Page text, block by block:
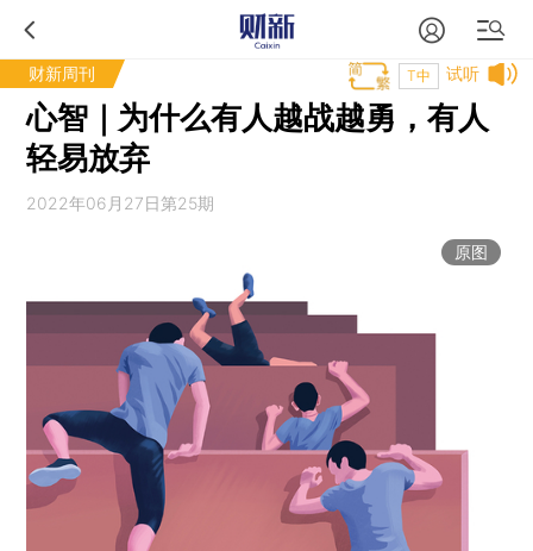
财新周刊 试听
T中
心智｜为什么有人越战越勇，有人
轻易放弃
2022年06月27日第25期
原图